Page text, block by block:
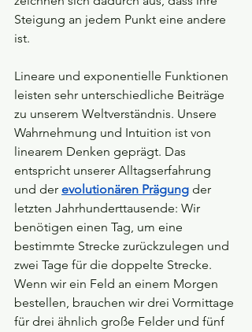
Steigung an jedem Punkt eine andere
ist.
Lineare und exponentielle Funktionen
leisten sehr unterschiedliche Beiträge
zu unserem Weltverständnis. Unsere
Wahrnehmung und Intuition ist von
linearem Denken geprägt. Das
entspricht unserer Alltagserfahrung
und der evolutionären Prägung der
letzten Jahrhunderttausende: Wir
benötigen einen Tag, um eine
bestimmte Strecke zurückzulegen und
zwei Tage für die doppelte Strecke.
Wenn wir ein Feld an einem Morgen
bestellen, brauchen wir drei Vormittage
für drei ähnlich große Felder und fünf